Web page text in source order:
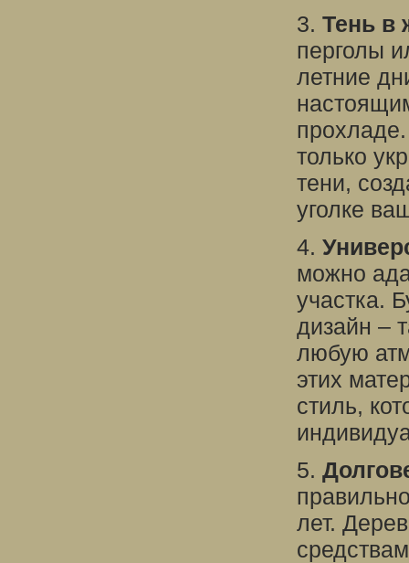
3. Тень в
перголы
летние
только
тени,
уголке
4.
можно
участка.
дизайн –
любую
этих
стиль,
5.
лет.